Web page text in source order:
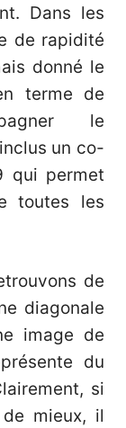
Dans les
de rapidité
donné le
terme de
le
un co-
qui permet
toutes les
de
diagonale
image de
du
si
mieux, il